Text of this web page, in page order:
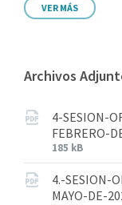
VER MÁS
Archivos
4-SESION-
FEBRERO-
185 kB
4.-SESION-
MAYO-DE-